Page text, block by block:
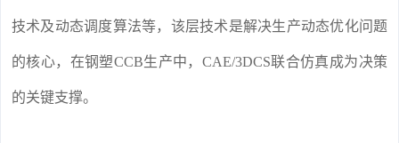
技术及动态调度算法等，该层技术是解决生产动态优化问题
的核心，在钢塑CCB生产中，CAE/3DCS联合仿真成为决策
的关键支撑。